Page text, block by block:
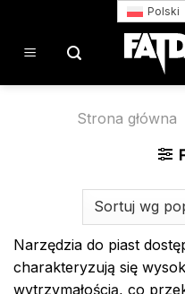
zawartości
Polski
Strona główna
Narzędzia do piast
charakteryzują się
wytrzymałością, co